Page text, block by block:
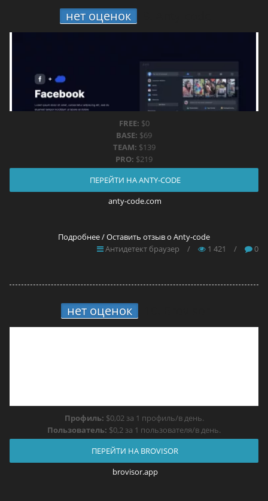
нет оценок
FREE: $0
BASE: $69
TEAM: $139
PRO: $219
ПЕРЕЙТИ НА ANTY-CODE
anty-code.com
Подробнее / Оставить отзыв о Anty-code
Антидетект браузер
/ 1 421 / 0
нет оценок
Профиль: $0,02 за 1 профиль/в день.
Пользователь: $0,2 за 1 пользователя/в день.
ПЕРЕЙТИ НА BROVISOR
brovisor.app